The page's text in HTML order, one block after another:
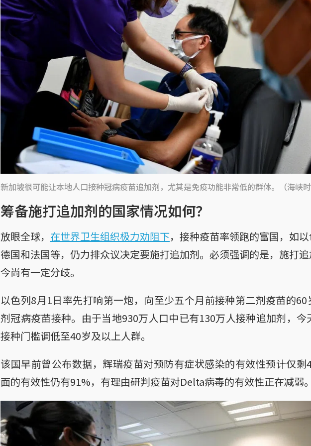
新加坡很可能让本地人口接种冠病疫苗追加剂，尤其是免疫功能非常低的群体。（海峡
筹备施打追加剂的国家情况如何？
放眼全球， 在世界卫生组织极力劝阻下，接种疫苗率领跑的富国，如
德国和法国等，仍力排众议决定要施打追加剂。必须强调的是，施打
今尚有一定分歧。
以色列8月1日率先打响第一炮，向至少五个月前接种第二剂疫苗的
剂冠病疫苗接种。由于当地930万人口中已有130万人接种追加剂，
接种门槛调低至40岁及以上人群。
该国早前曾公布数据，辉瑞疫苗对预防有症状感染的有效性预计仅
面的有效性仍有91%，有理由研判疫苗对Delta病毒的有效性正在减弱